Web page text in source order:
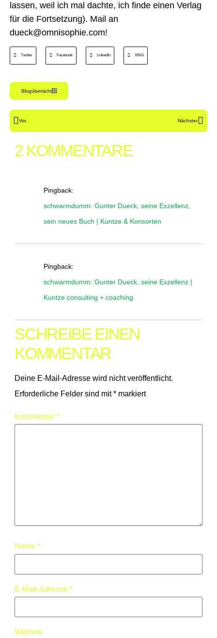
lassen, weil ich mal dachte, ich finde einen Verlag
für die Fortsetzung). Mail an
dueck@omnisophie.com!
Twitter Facebook LinkedIn XING
Blogübersicht
Vor Nächster
2 KOMMENTARE
Pingback:
schwarmdumm: Gunter Dueck, seine Exzellenz,
sein neues Buch | Kuntze & Konsorten
Pingback:
schwarmdumm: Gunter Dueck, seine Exzellenz |
Kuntze consulting + coaching
SCHREIBE EINEN
KOMMENTAR
Deine E-Mail-Adresse wird nicht veröffentlicht.
Erforderliche Felder sind mit* markiert
Kommentar *
Name *
E-Mail-Adresse *
Website